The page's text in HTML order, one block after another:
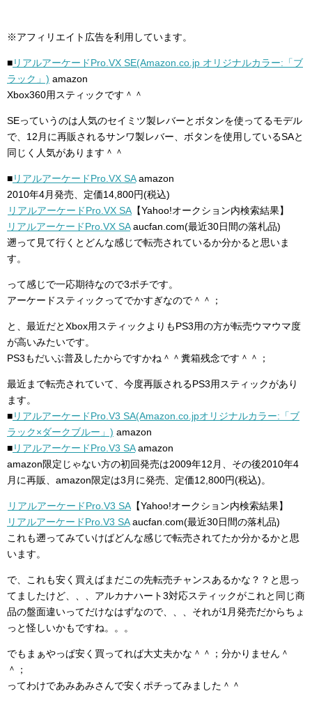
※アフィリエイト広告を利用しています。
■リアルアーケードPro.VX SE(Amazon.co.jp オリジナルカラー:「ブ
ラック」) amazon
Xbox360用スティックです＾＾
SEっていうのは人気のセイミツ製レバーとボタンを使ってるモデル
で、12月に再販されるサンワ製レバー、ボタンを使用しているSAと
同じく人気があります＾＾
■リアルアーケードPro.VX SAamazon
2010年4月発売、定価14,800円(税込)
リアルアーケードPro.VX SA 【Yahoo!オークション内検索結果】
リアルアーケードPro.VX SAaucfan.com(最近30日間の落札品)
遡って見て行くとどんな感じで転売されているか分かると思いま
す。
って感じで一応期待なので3ポチです。
アーケードスティックってでかすぎなので＾＾；
と、最近だとXbox用スティックよりもPS3用の方が転売ウマウマ度
が高いみたいです。
PS3もだいぶ普及したからですかね＾＾糞箱残念です＾＾；
最近まで転売されていて、今度再販されるPS3用スティックがあり
ます。
■リアルアーケードPro.V3 SA(Amazon.co.jpオリジナルカラー:「ブ
ラック×ダークブルー」) amazon
■リアルアーケードPro.V3 SAamazon
amazon限定じゃない方の初回発売は2009年12月、その後2010年4
月に再販、amazon限定は3月に発売、定価12,800円(税込)。
リアルアーケードPro.V3 SA 【Yahoo!オークション内検索結果】
リアルアーケードPro.V3 SAaucfan.com(最近30日間の落札品)
これも遡ってみていけばどんな感じで転売されてたか分かるかと思
います。
で、これも安く買えばまだこの先転売チャンスあるかな？？と思っ
てましたけど、、、アルカナハート3対応スティックがこれと同じ商
品の盤面違いってだけなはずなので、、、それが1月発売だからちょ
っと怪しいかもですね。。。
でもまぁやっぱ安く買ってれば大丈夫かな＾＾；分かりません＾
＾；
ってわけであみあみさんで安くポチってみました＾＾